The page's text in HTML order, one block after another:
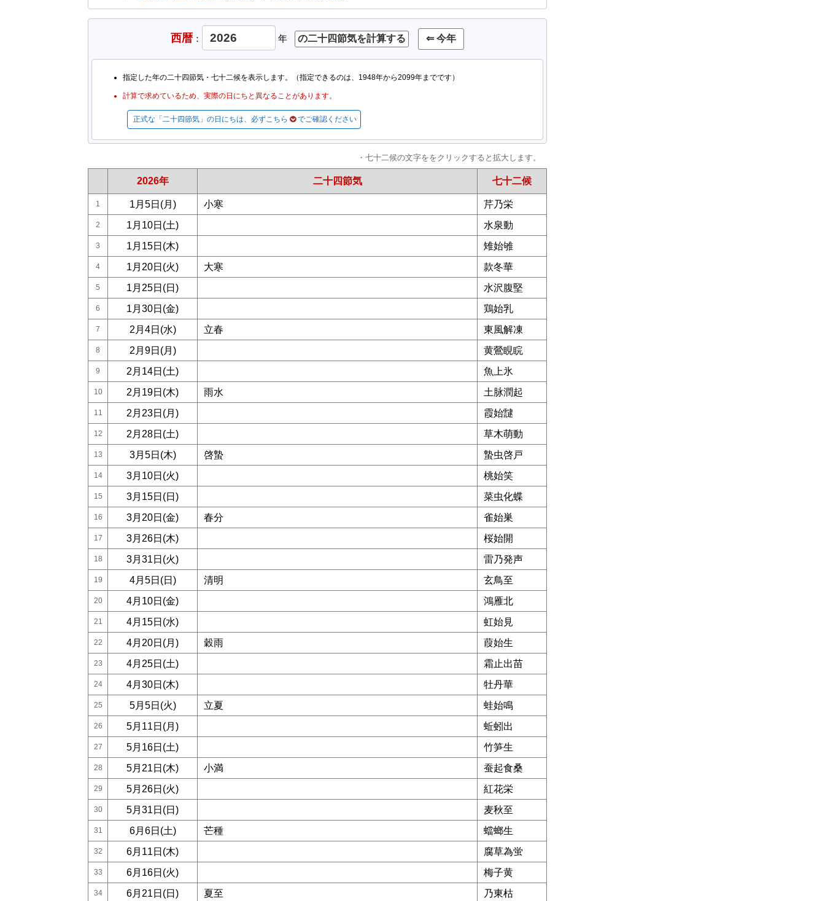
西暦 ： 年
指定した年の二十四節気・七十二候を表示します。（指定できるのは、1948年から2099年までです）
計算で求めているため、実際の日にちと異なることがあります。
正式な「二十四節気」の日にちは、必ずこちら でご確認ください
・七十二候の文字ををクリックすると拡大します。
2026年 二十四節気 七十二候
1 1月5日(月) 小寒 芹乃栄
2 1月10日(土) 水泉動
3 1月15日(木) 雉始雊
4 1月20日(火) 大寒 款冬華
5 1月25日(日) 水沢腹堅
6 1月30日(金) 鶏始乳
7 2月4日(水) 立春 東風解凍
8 2月9日(月) 黄鶯睍睆
9 2月14日(土) 魚上氷
10 2月19日(木) 雨水 土脉潤起
11 2月23日(月) 霞始靆
12 2月28日(土) 草木萌動
13 3月5日(木) 啓蟄 蟄虫啓戸
14 3月10日(火) 桃始笑
15 3月15日(日) 菜虫化蝶
16 3月20日(金) 春分 雀始巣
17 3月26日(木) 桜始開
18 3月31日(火) 雷乃発声
19 4月5日(日) 清明 玄鳥至
20 4月10日(金) 鴻雁北
21 4月15日(水) 虹始見
22 4月20日(月) 穀雨 葭始生
23 4月25日(土) 霜止出苗
24 4月30日(木) 牡丹華
25 5月5日(火) 立夏 蛙始鳴
26 5月11日(月) 蚯蚓出
27 5月16日(土) 竹笋生
28 5月21日(木) 小満 蚕起食桑
29 5月26日(火) 紅花栄
30 5月31日(日) 麦秋至
31 6月6日(土) 芒種 蟷螂生
32 6月11日(木) 腐草為蛍
33 6月16日(火) 梅子黄
34 6月21日(日) 夏至 乃東枯